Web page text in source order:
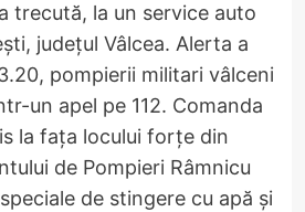
trecută, la un service auto
județul Vâlcea. Alerta a
pompierii militari vâlceni
un apel pe 112. Comanda
la fața locului forțe din
de Pompieri Râmnicu
de stingere cu apă și